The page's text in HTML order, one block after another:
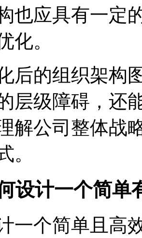
也应具有一定
化。
后的组织架构
层级障碍，还
解公司整体战
。
设计一个简单
一个简单且高